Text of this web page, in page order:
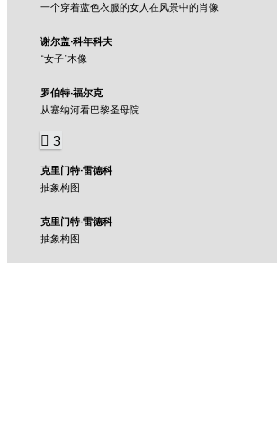
一个穿着蓝色衣服的女人在风景中的肖像
谢尔盖·科年科夫
“女子”木像
罗伯特·福尔克
从塞纳河看巴黎圣母院
3
克里门特·雷德科
抽象构图
克里门特·雷德科
抽象构图